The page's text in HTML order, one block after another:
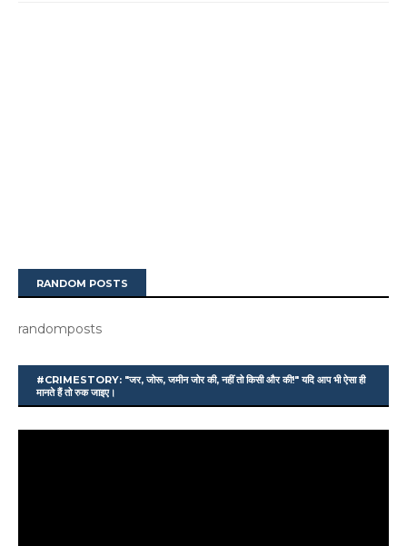
RANDOM POSTS
randomposts
#CRIMESTORY: "जर, जोरू, जमीन जोर की, नहीं तो किसी और की!" यदि आप भी ऐसा ही
मानते हैं तो रुक जाइए।